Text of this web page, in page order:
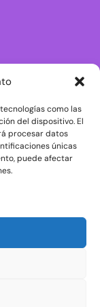
como las
del dispositivo. El
procesar datos
únicas
puede afectar